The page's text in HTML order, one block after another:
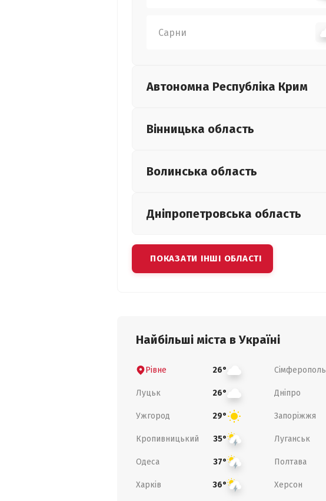
Сарни
Автономна Республіка Крим
Вінницька область
Волинська область
Дніпропетровська область
ПОКАЗАТИ ІНШІ ОБЛАСТІ
Найбільші міста в Україні
Рівне 26° Сімферополь
Луцьк 26° Дніпро
Ужгород 29° Запоріжжя
Кропивницький 35° Луганськ
Одеса 37° Полтава
Харків 36° Херсон